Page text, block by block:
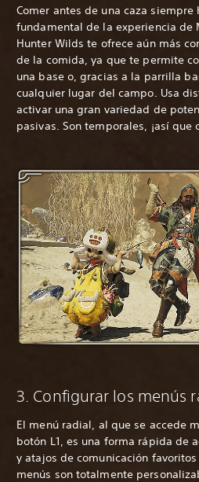
Comer antes de una caza
fundamental de la experiencia de
Hunter Wilds te ofrece aún más
de la comida, ya que te permite
una base o, gracias a la parrilla
cualquier lugar del campo. Usa
activar una gran variedad de
pasivas. Son temporales, ¡así
3. Configurar los menús
El menú radial, al que se accede
botón L1, es una forma rápida de
y atajos de comunicación
menús son totalmente